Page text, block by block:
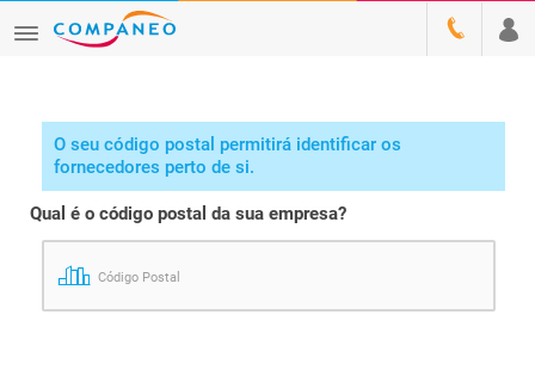
O seu código postal permitirá identificar os
fornecedores perto de si.
Qual é o código postal da sua empresa?
Código Postal